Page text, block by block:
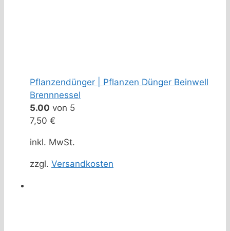
Pflanzendünger | Pflanzen Dünger Beinwell
Brennnessel
5.00 von 5
7,50 €
inkl. MwSt.
zzgl. Versandkosten